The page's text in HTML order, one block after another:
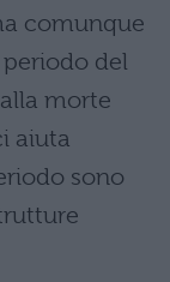
comunque
del
morte
aiuta
sono